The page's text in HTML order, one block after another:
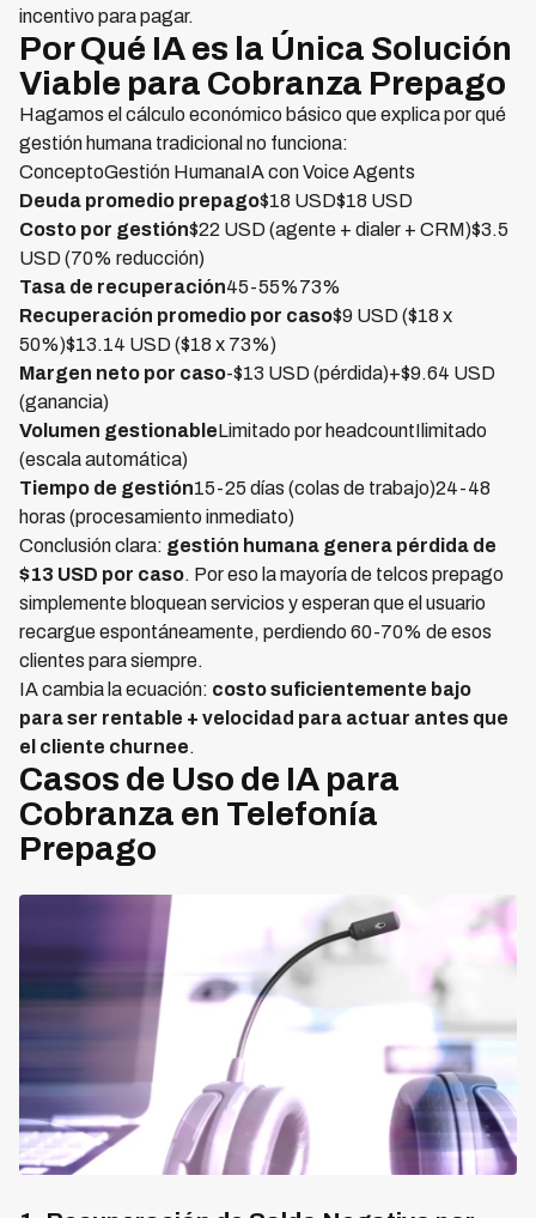
incentivo para pagar.
Por Qué IA es la Única Solución
Viable para Cobranza Prepago
Hagamos el cálculo económico básico que explica por qué
gestión humana tradicional no funciona:
ConceptoGestión HumanaIA con Voice Agents
Deuda promedio prepago$18 USD$18 USD
Costo por gestión$22 USD (agente + dialer + CRM)$3.5
USD (70% reducción)
Tasa de recuperación45-55%73%
Recuperación promedio por caso$9 USD ($18 x
50%)$13.14 USD ($18 x 73%)
Margen neto por caso-$13 USD (pérdida)+$9.64 USD
(ganancia)
Volumen gestionableLimitado por headcountIlimitado
(escala automática)
Tiempo de gestión15-25 días (colas de trabajo)24-48
horas (procesamiento inmediato)
Conclusión clara: gestión humana genera pérdida de
$13 USD por caso. Por eso la mayoría de telcos prepago
simplemente bloquean servicios y esperan que el usuario
recargue espontáneamente, perdiendo 60-70% de esos
clientes para siempre.
IA cambia la ecuación: costo suficientemente bajo
para ser rentable + velocidad para actuar antes que
el cliente churnee.
Casos de Uso de IA para
Cobranza en Telefonía
Prepago